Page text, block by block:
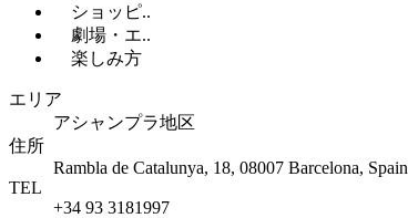
ショッピ..
劇場・エ..
楽しみ方
エリア
アシャンプラ地区
住所
Rambla de Catalunya, 18, 08007 Barcelona, Spain
TEL
+34 93 3181997